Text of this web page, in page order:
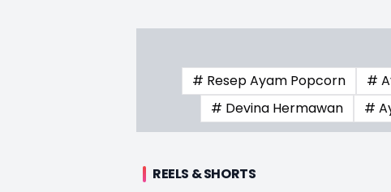
# Resep Ayam Popcorn #
# Devina Hermawan
#
REELS & SHORTS